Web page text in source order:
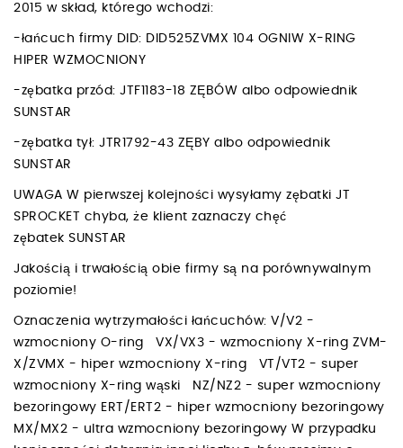
2015 w skład, którego wchodzi:
-łańcuch firmy DID: DID525ZVMX 104 OGNIW X-RING
HIPER WZMOCNIONY
-zębatka przód: JTF1183-18 ZĘBÓW albo odpowiednik
SUNSTAR
-zębatka tył: JTR1792-43 ZĘBY albo odpowiednik
SUNSTAR
UWAGA W pierwszej kolejności wysyłamy zębatki JT
SPROCKET chyba, że klient zaznaczy chęć
zębatek SUNSTAR
Jakością i trwałością obie firmy są na porównywalnym
poziomie!
Oznaczenia wytrzymałości łańcuchów: V/V2 -
wzmocniony O-ring VX/VX3 - wzmocniony X-ring ZVM-
X/ZVMX - hiper wzmocniony X-ring VT/VT2 - super
wzmocniony X-ring wąski NZ/NZ2 - super wzmocniony
bezoringowy ERT/ERT2 - hiper wzmocniony bezoringowy
MX/MX2 - ultra wzmocniony bezoringowy W przypadku